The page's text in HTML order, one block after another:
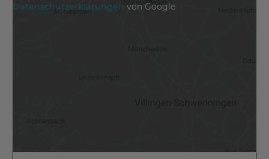
Datenschutzerklärungen von Google